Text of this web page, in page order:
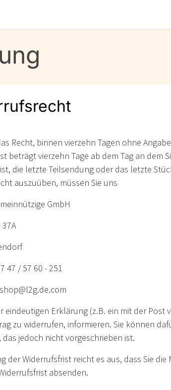
Recht, binnen vierzehn Tagen ohne
beträgt vierzehn Tage ab dem Tag an
die letzte Teilsendung oder das letzte
auszuüben, müssen Sie uns
GmbH
47 / 57 60 - 251
eindeutigen Erklärung (z.B. ein mit der
zu widerrufen, informieren. Sie können
jedoch nicht vorgeschrieben ist.
der Widerrufsfrist reicht es aus, dass Sie
absenden.